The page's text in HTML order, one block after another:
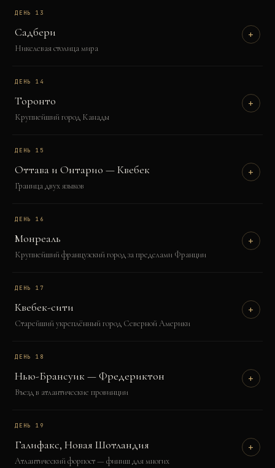
ДЕНЬ 13
Садбери
Никелевая столица мира
+
ДЕНЬ 14
Торонто
Крупнейший город Канады
+
ДЕНЬ 15
Оттава и Онтарио — Квебек
Граница двух языков
+
ДЕНЬ 16
Монреаль
Крупнейший французский город за пределами Франции
+
ДЕНЬ 17
Квебек-сити
Старейший укреплённый город Северной Америки
+
ДЕНЬ 18
Нью-Брансуик — Фредериктон
Въезд в атлантические провинции
+
ДЕНЬ 19
Галифакс, Новая Шотландия
Атлантический форпост — финиш для многих
+